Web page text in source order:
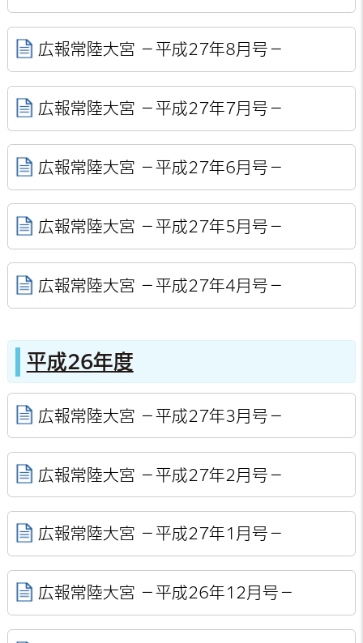
広報常陸大宮 －平成27年8月号－
広報常陸大宮 －平成27年7月号－
広報常陸大宮 －平成27年6月号－
広報常陸大宮 －平成27年5月号－
広報常陸大宮 －平成27年4月号－
平成26年度
広報常陸大宮 －平成27年3月号－
広報常陸大宮 －平成27年2月号－
広報常陸大宮 －平成27年1月号－
広報常陸大宮 －平成26年12月号－